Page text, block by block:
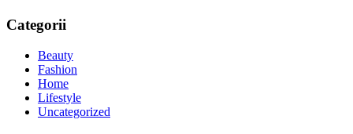
Categorii
Beauty
Fashion
Home
Lifestyle
Uncategorized